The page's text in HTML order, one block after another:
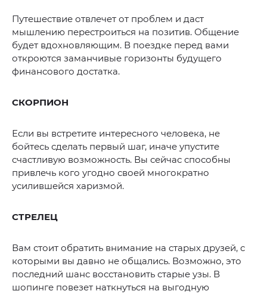
Путешествие отвлечет от проблем и даст
мышлению перестроиться на позитив. Общение
будет вдохновляющим. В поездке перед вами
откроются заманчивые горизонты будущего
финансового достатка.
СКОРПИОН
Если вы встретите интересного человека, не
бойтесь сделать первый шаг, иначе упустите
счастливую возможность. Вы сейчас способны
привлечь кого угодно своей многократно
усилившейся харизмой.
СТРЕЛЕЦ
Вам стоит обратить внимание на старых друзей, с
которыми вы давно не общались. Возможно, это
последний шанс восстановить старые узы. В
шопинге повезет наткнуться на выгодную